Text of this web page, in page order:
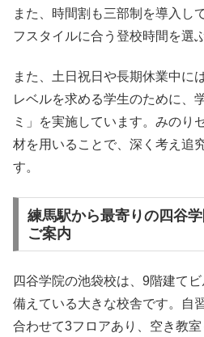
また、時間割も三部制を導入し
フスタイルに合う登校時間を選
また、土日祝日や長期休業中に
レベルを求める学生のために、
ミ」を実施しています。みのり
材を用いることで、深く考え追
す。
練馬駅から最寄りの四谷
ご案内
四谷学院の池袋校は、9階建て
備えている大きな校舎です。自
合わせて3フロアあり、空き教